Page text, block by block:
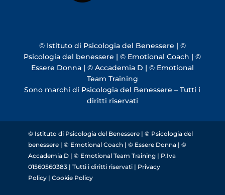
© Istituto di Psicologia del Benessere | ©
Psicologia del benessere | © Emotional Coach | ©
Essere Donna | © Accademia D | © Emotional
Team Training
Sono marchi di Psicologia del Benessere – Tutti i
diritti riservati
© Istituto di Psicologia del Benessere | © Psicologia del
benessere | © Emotional Coach | © Essere Donna | ©
Accademia D | © Emotional Team Training | P.Iva
01560560383 | Tutti i diritti riservati | Privacy
Policy | Cookie Policy